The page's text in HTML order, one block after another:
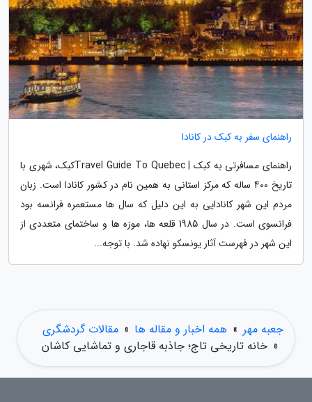
راهنمای سفر به کبک در کانادا
راهنمای مسافرتی به کبک | Travel Guide To Quebecکبک، شهری با
تاریخ 400 ساله که مرکز استانی به همین نام در کشور کانادا است. زبان
مردم این شهر کانادایی به این دلیل که سال ها مستعمره فرانسه بود
فرانسوی است. در سال 1985 قلعه ها، موزه ها و ساختمای متعددی از
این شهر در فهرست آثار یونسکو نهاده شد. با توجه...
جعبه مهر » همه اخبار و مقاله ها » مقالات گردشگری
» خانه تاریخی تاج؛ جاذبه قاجاری و تماشایی کاشان